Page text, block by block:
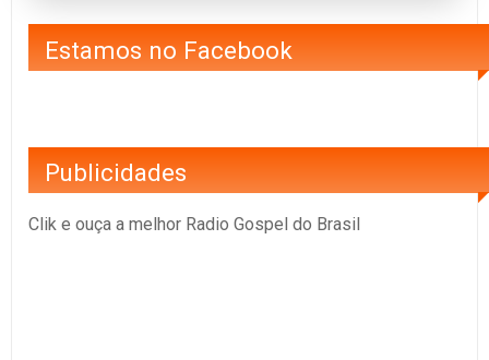
Estamos no Facebook
Publicidades
Clik e ouça a melhor Radio Gospel do Brasil